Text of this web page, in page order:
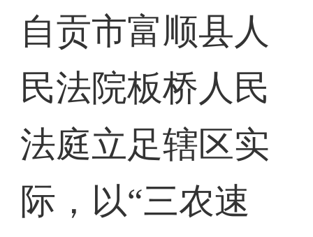
自贡市富顺县人
民法院板桥人民
法庭立足辖区实
际，以“三农速